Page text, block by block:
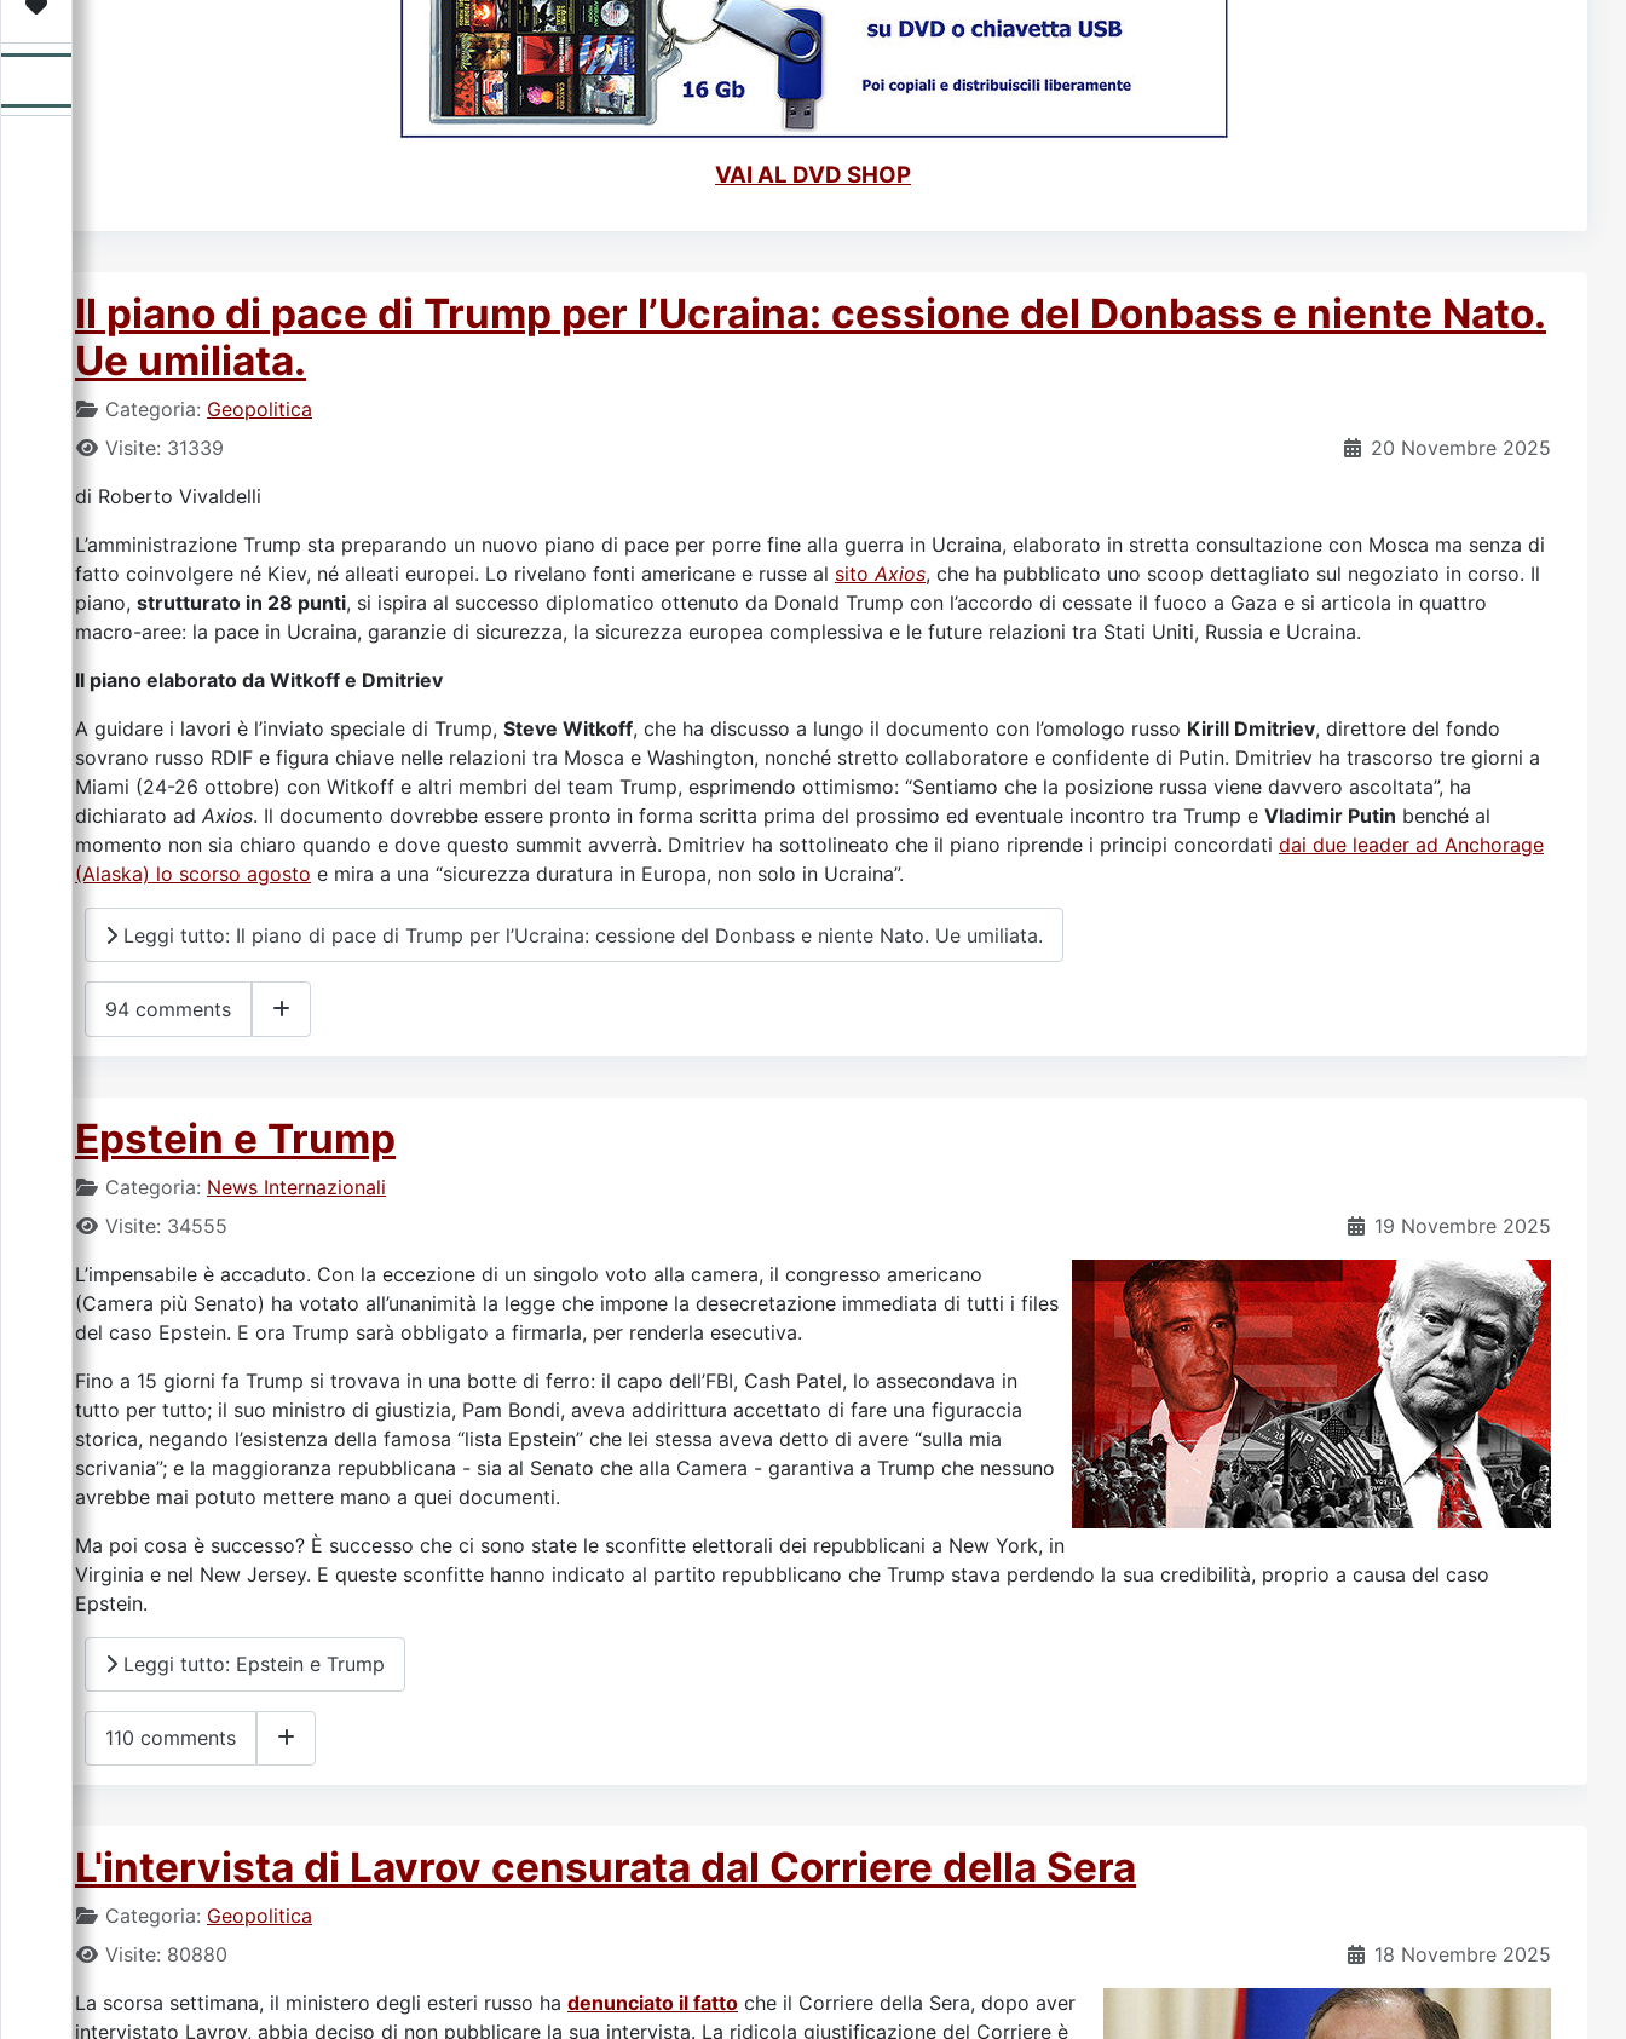
VAI AL DVD SHOP
Il piano di pace di Trump per l’Ucraina: cessione del Donbass e niente Nato.
Ue umiliata.
Categoria: Geopolitica
20 Novembre 2025
Visite: 31339
di Roberto Vivaldelli
L’amministrazione Trump sta preparando un nuovo piano di pace per porre fine alla guerra in Ucraina, elaborato in stretta consultazione con Mosca ma senza di
fatto coinvolgere né Kiev, né alleati europei. Lo rivelano fonti americane e russe al sitoAxios, che ha pubblicato uno scoop dettagliato sul negoziato in corso. Il
piano, strutturato in 28 punti, si ispira al successo diplomatico ottenuto da Donald Trump con l’accordo di cessate il fuoco a Gaza e si articola in quattro
macro-aree: la pace in Ucraina, garanzie di sicurezza, la sicurezza europea complessiva e le future relazioni tra Stati Uniti, Russia e Ucraina.
Il piano elaborato da Witkoff e Dmitriev
A guidare i lavori è l’inviato speciale di Trump, Steve Witkoff, che ha discusso a lungo il documento con l’omologo russo Kirill Dmitriev, direttore del fondo
sovrano russo RDIF e figura chiave nelle relazioni tra Mosca e Washington, nonché stretto collaboratore e confidente di Putin. Dmitriev ha trascorso tre giorni a
Miami (24-26 ottobre) con Witkoff e altri membri del team Trump, esprimendo ottimismo: “Sentiamo che la posizione russa viene davvero ascoltata”, ha
dichiarato ad Axios. Il documento dovrebbe essere pronto in forma scritta prima del prossimo ed eventuale incontro tra Trump e Vladimir Putin benché al
momento non sia chiaro quando e dove questo summit avverrà. Dmitriev ha sottolineato che il piano riprende i principi concordati dai due leader ad Anchorage
(Alaska) lo scorso agosto e mira a una “sicurezza duratura in Europa, non solo in Ucraina”.
Leggi tutto: Il piano di pace di Trump per l’Ucraina: cessione del Donbass e niente Nato. Ue umiliata.
94 comments
Epstein e Trump
Categoria: News Internazionali
19 Novembre 2025
Visite: 34555
L’impensabile è accaduto. Con la eccezione di un singolo voto alla camera, il congresso americano
(Camera più Senato) ha votato all’unanimità la legge che impone la desecretazione immediata di tutti i files
del caso Epstein. E ora Trump sarà obbligato a firmarla, per renderla esecutiva.
Fino a 15 giorni fa Trump si trovava in una botte di ferro: il capo dell’FBI, Cash Patel, lo assecondava in
tutto per tutto; il suo ministro di giustizia, Pam Bondi, aveva addirittura accettato di fare una figuraccia
storica, negando l’esistenza della famosa “lista Epstein” che lei stessa aveva detto di avere “sulla mia
scrivania”; e la maggioranza repubblicana - sia al Senato che alla Camera - garantiva a Trump che nessuno
avrebbe mai potuto mettere mano a quei documenti.
Ma poi cosa è successo? È successo che ci sono state le sconfitte elettorali dei repubblicani a New York, in
Virginia e nel New Jersey. E queste sconfitte hanno indicato al partito repubblicano che Trump stava perdendo la sua credibilità, proprio a causa del caso
Epstein.
Leggi tutto: Epstein e Trump
110 comments
L'intervista di Lavrov censurata dal Corriere della Sera
Categoria: Geopolitica
18 Novembre 2025
Visite: 80880
La scorsa settimana, il ministero degli esteri russo ha denunciato il fatto che il Corriere della Sera, dopo aver
intervistato Lavrov, abbia deciso di non pubblicare la sua intervista. La ridicola giustificazione del Corriere è